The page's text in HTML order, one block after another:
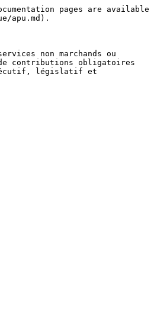
pages are available
apu.md).
non marchands ou
contributions obligatoires
législatif et